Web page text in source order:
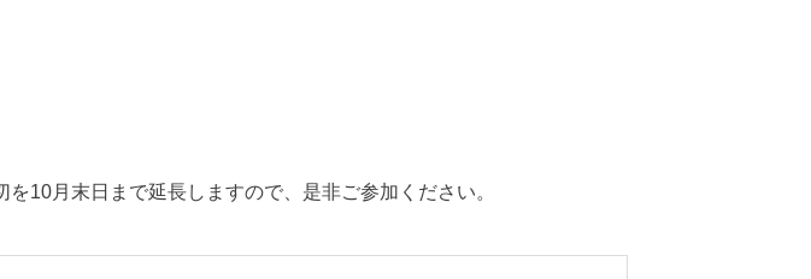
10月末日まで延長しますので、是非ご参加ください。